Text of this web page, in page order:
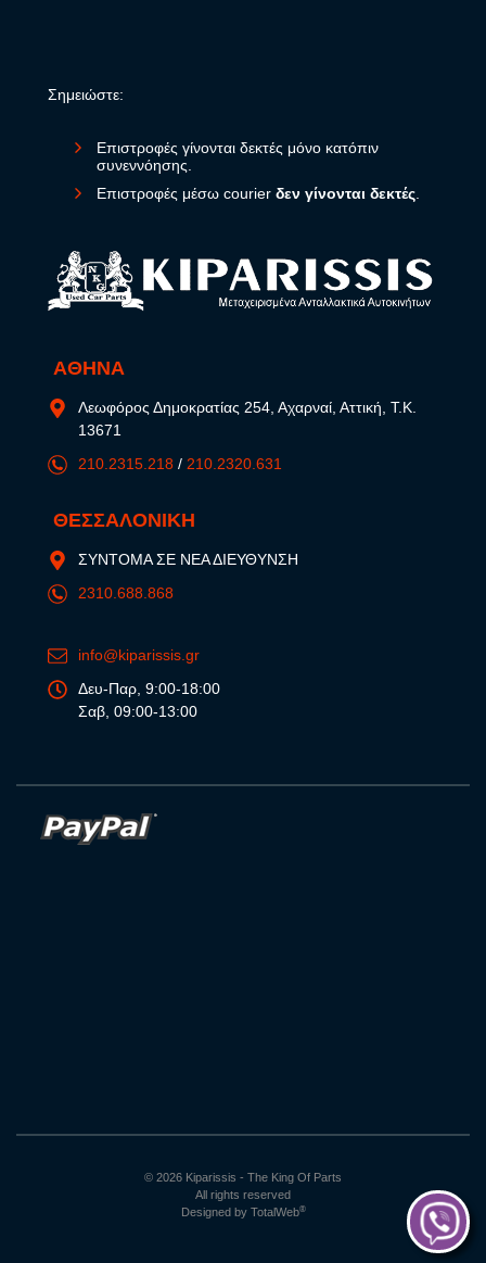
Σημειώστε:
Επιστροφές γίνονται δεκτές μόνο κατόπιν
συνεννόησης.
Επιστροφές μέσω courier δεν γίνονται δεκτές
ΑΘΗΝΑ
Λεωφόρος Δημοκρατίας 254, Αχαρναί, Αττική, Τ.Κ.
13671
210.2315.218 / 210.2320.631
ΘΕΣΣΑΛΟΝΙΚΗ
ΣΥΝΤΟΜΑ ΣΕ ΝΕΑ ΔΙΕΥΘΥΝΣΗ
2310.688.868
info@kiparissis.gr
Δευ-Παρ, 9:00-18:00
Σαβ, 09:00-13:00
© 2026 Kiparissis - The King Of Parts
All rights reserved
Designed by TotalWeb®